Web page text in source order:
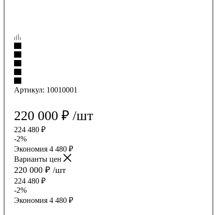
Артикул: 10010001
220 000 ₽ /шт
224 480 ₽
-2%
Экономия 4 480 ₽
Варианты цен
220 000 ₽ /шт
224 480 ₽
-2%
Экономия 4 480 ₽